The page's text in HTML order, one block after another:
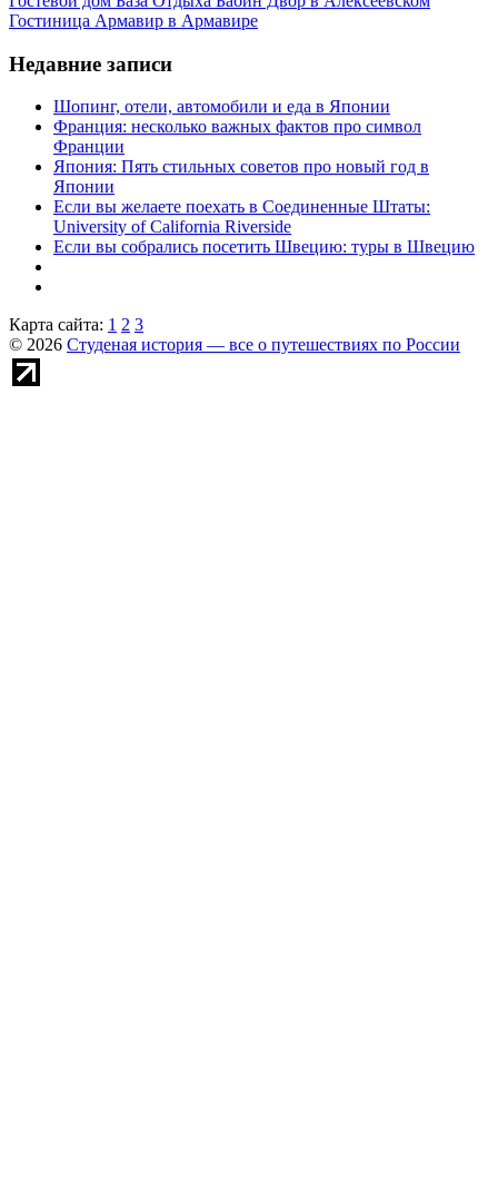
Гостиница Армавир в Армавире
Недавние записи
Шопинг, отели, автомобили и еда в Японии
Франция: несколько важных фактов про символ
Франции
Япония: Пять стильных советов про новый год в
Японии
Если вы желаете поехать в Соединенные Штаты:
University of California Riverside
Если вы собрались посетить Швецию: туры в Швецию
Карта сайта: 1 2 3
© 2026 Студеная история — все о путешествиях по России